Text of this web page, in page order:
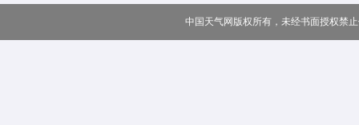
中国天气网版权所有，未经书面授权